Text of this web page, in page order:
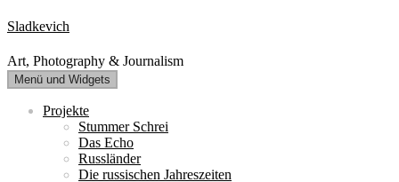
Zum
Inhalt
springen
Sladkevich
Art, Photography & Journalism
Menü und Widgets
Projekte
Stummer Schrei
Das Echo
Russländer
Die russischen Jahreszeiten